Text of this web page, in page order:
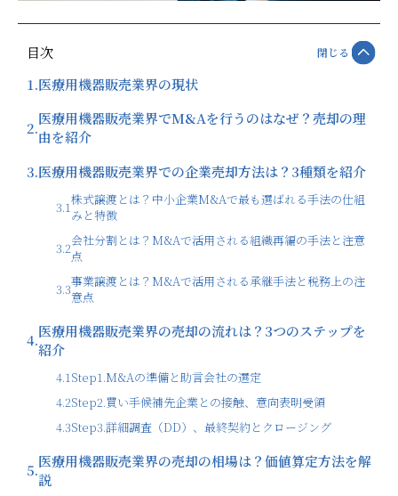
目次 閉じる
1.医療用機器販売業界の現状
2.医療用機器販売業界でM&Aを行うのはなぜ？売却の理
由を紹介
3.医療用機器販売業界での企業売却方法は？3種類を紹介
3.1株式譲渡とは？中小企業M&Aで最も選ばれる手法の仕組
みと特徴
3.2会社分割とは？M&Aで活用される組織再編の手法と注意
点
3.3事業譲渡とは？M&Aで活用される承継手法と税務上の注
意点
4.医療用機器販売業界の売却の流れは？3つのステップを
紹介
4.1Step1.M&Aの準備と助言会社の選定
4.2Step2.買い手候補先企業との接触、意向表明受領
4.3Step3.詳細調査（DD）、最終契約とクロージング
5.医療用機器販売業界の売却の相場は？価値算定方法を解
説